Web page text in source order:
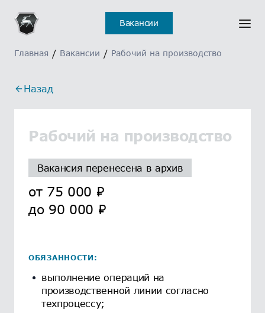
Вакансии
Главная / Вакансии / Рабочий на производство
Назад
Рабочий на производство
Вакансия перенесена в архив
от 75 000 ₽
до 90 000 ₽
ОБЯЗАННОСТИ:
выполнение операций на
производственной линии согласно
техпроцессу;